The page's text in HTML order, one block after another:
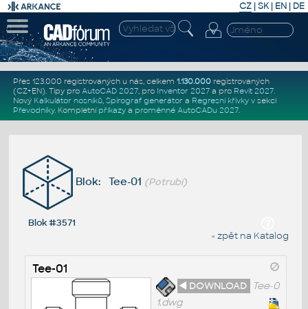
CZ | SK| EN | DE
Přes 123.000 registrovaných u nás, celkem 1.130.000registrovaných
(CZ+EN). Tipy pro AutoCAD 2027, pro Inventor 2027a pro Revit 2027.
Nový Kalkulátor nosníků, Spirograf generátor a Regresní křivkyv sekci
Převodníky. Kompletní příkazya proměnné AutoCADu 2027.
Blok: Tee-01 (Potrubí)
Blok #3571
« zpět na Katalog
Tee-01
◄ DOWNLOAD
Tee-0
1.dwg